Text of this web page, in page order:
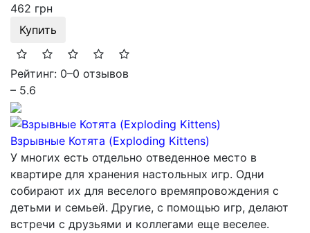
462 грн
Купить
Рейтинг: 0–0 отзывов
– 5.6
Взрывные Котята (Exploding Kittens)
У многих есть отдельно отведенное место в
квартире для хранения настольных игр. Одни
собирают их для веселого времяпровождения с
детьми и семьей. Другие, с помощью игр, делают
встречи с друзьями и коллегами еще веселее.